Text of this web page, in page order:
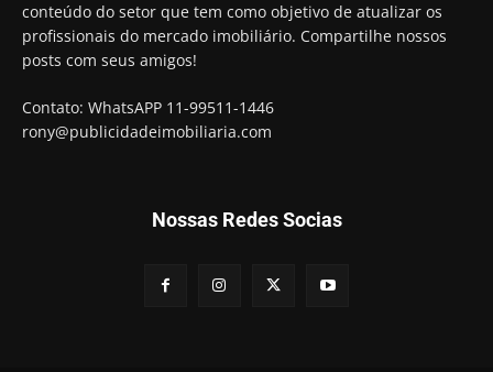
conteúdo do setor que tem como objetivo de atualizar os
profissionais do mercado imobiliário. Compartilhe nossos
posts com seus amigos!
Contato: WhatsAPP 11-99511-1446
rony@publicidadeimobiliaria.com
Nossas Redes Socias